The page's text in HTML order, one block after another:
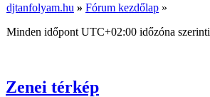
djtanfolyam.hu » Fórum kezdőlap »
Minden időpont UTC+02:00 időzóna szerinti
Zenei térkép